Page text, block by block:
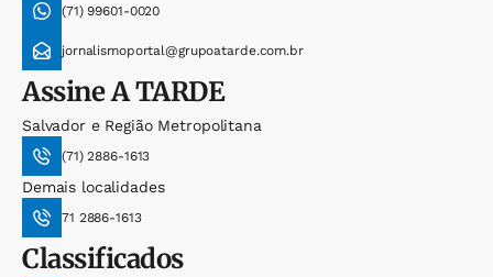
(71) 99601-0020
jornalismoportal@grupoatarde.com.br
AssineA TARDE
Salvador e Região Metropolitana
(71) 2886-1613
Demais localidades
71 2886-1613
Classificados